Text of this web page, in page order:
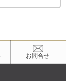
お問合せ